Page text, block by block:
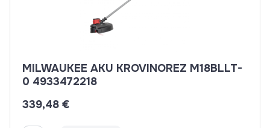
MILWAUKEE AKU KROVINOREZ M18BLLT-
0 4933472218
339,48 €